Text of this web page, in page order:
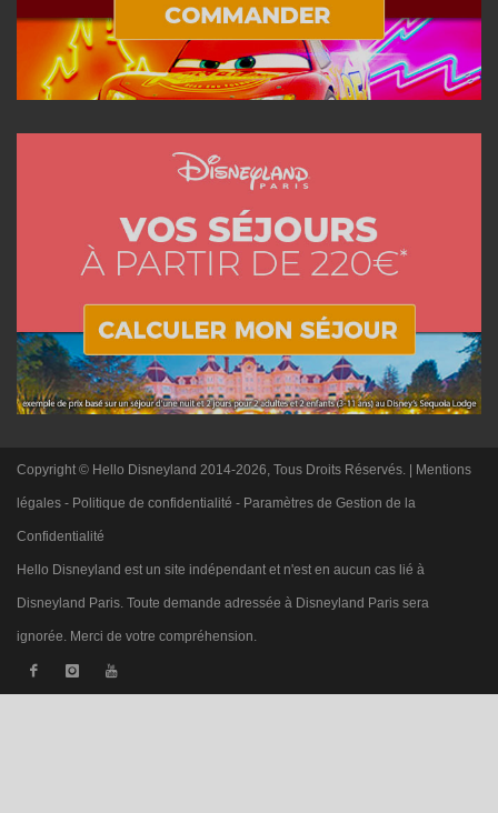
Copyright © Hello Disneyland 2014-2026, Tous Droits Réservés. | Mentions
légales - Politique de confidentialité - Paramètres de Gestion de la
Confidentialité
Hello Disneyland est un site indépendant et n'est en aucun cas lié à
Disneyland Paris. Toute demande adressée à Disneyland Paris sera
ignorée. Merci de votre compréhension.